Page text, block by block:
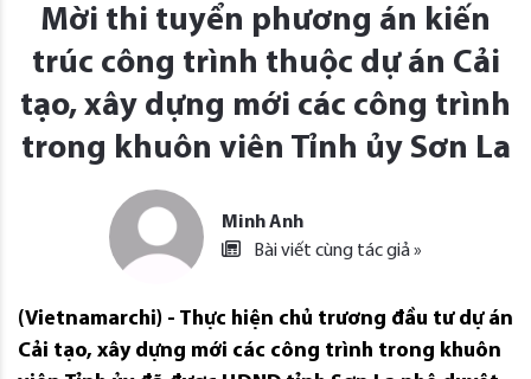
Mời thi tuyển phương án kiến
trúc công trình thuộc dự án Cải
tạo, xây dựng mới các công trình
trong khuôn viên Tỉnh ủy Sơn La
Minh Anh
Bài viết cùng tác giả »
(Vietnamarchi) - Thực hiện chủ trương đầu tư dự án
Cải tạo, xây dựng mới các công trình trong khuôn